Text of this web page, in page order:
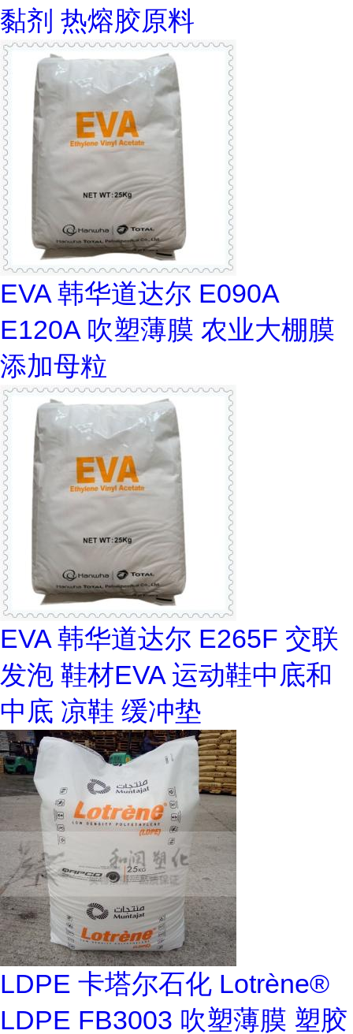
黏剂 热熔胶原料
EVA 韩华道达尔 E090A
E120A 吹塑薄膜 农业大棚膜
添加母粒
EVA 韩华道达尔 E265F 交联
发泡 鞋材EVA 运动鞋中底和
中底 凉鞋 缓冲垫
LDPE 卡塔尔石化 Lotrène®
LDPE FB3003 吹塑薄膜 塑胶